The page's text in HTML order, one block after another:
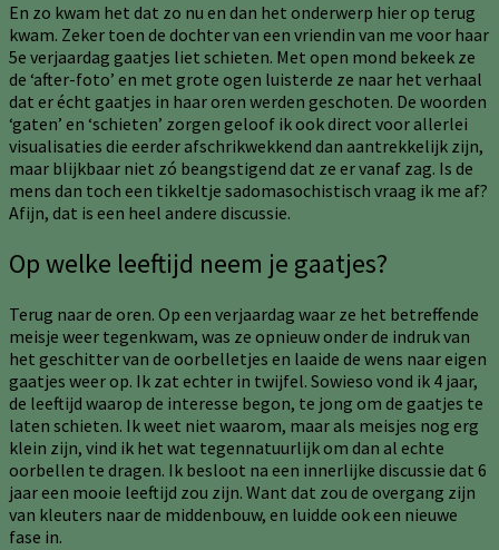
En zo kwam het dat zo nu en dan het onderwerp hier op terug
kwam. Zeker toen de dochter van een vriendin van me voor haar
5e verjaardag gaatjes liet schieten. Met open mond bekeek ze
de ‘after-foto’ en met grote ogen luisterde ze naar het verhaal
dat er écht gaatjes in haar oren werden geschoten. De woorden
‘gaten’ en ‘schieten’ zorgen geloof ik ook direct voor allerlei
visualisaties die eerder afschrikwekkend dan aantrekkelijk zijn,
maar blijkbaar niet zó beangstigend dat ze er vanaf zag. Is de
mens dan toch een tikkeltje sadomasochistisch vraag ik me af?
Afijn, dat is een heel andere discussie.
Op welke leeftijd neem je gaatjes?
Terug naar de oren. Op een verjaardag waar ze het betreffende
meisje weer tegenkwam, was ze opnieuw onder de indruk van
het geschitter van de oorbelletjes en laaide de wens naar eigen
gaatjes weer op. Ik zat echter in twijfel. Sowieso vond ik 4 jaar,
de leeftijd waarop de interesse begon, te jong om de gaatjes te
laten schieten. Ik weet niet waarom, maar als meisjes nog erg
klein zijn, vind ik het wat tegennatuurlijk om dan al echte
oorbellen te dragen. Ik besloot na een innerlijke discussie dat 6
jaar een mooie leeftijd zou zijn. Want dat zou de overgang zijn
van kleuters naar de middenbouw, en luidde ook een nieuwe
fase in.